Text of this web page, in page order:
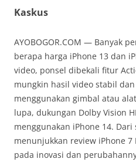
Kaskus
AYOBOGOR.COM — Banyak
berapa harga iPhone 13 dan
video, ponsel dibekali fitur
mungkin hasil video stabil
menggunakan gimbal atau
lupa, dukungan Dolby Vision
menggunakan iPhone 14.
menunjukkan review iPhone
pada inovasi dan